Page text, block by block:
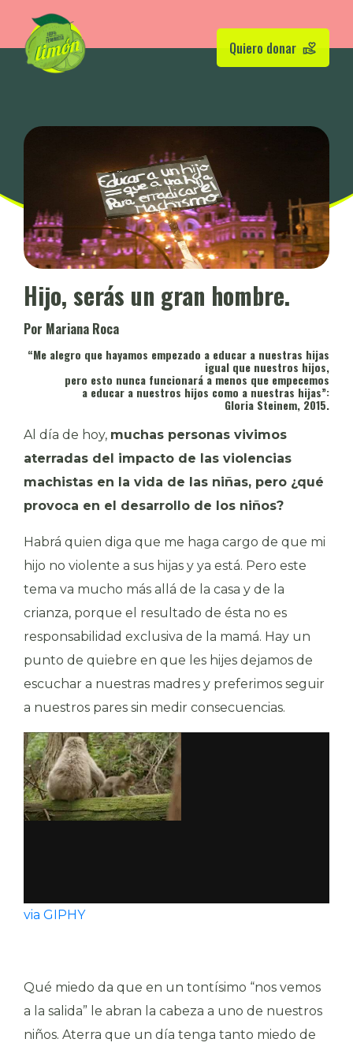
Quiero donar
Hijo, serás un gran hombre.
Por Mariana Roca
“Me alegro que hayamos empezado a educar a nuestras hijas
igual que nuestros hijos,
pero esto nunca funcionará a menos que empecemos
a educar a nuestros hijos como a nuestras hijas”:
Gloria Steinem, 2015.
Al día de hoy, muchas personas vivimos
aterradas del impacto de las violencias
machistas en la vida de las niñas, pero ¿qué
provoca en el desarrollo de los niños?
Habrá quien diga que me haga cargo de que mi
hijo no violente a sus hijas y ya está. Pero este
tema va mucho más allá de la casa y de la
crianza, porque el resultado de ésta no es
responsabilidad exclusiva de la mamá. Hay un
punto de quiebre en que les hijes dejamos de
escuchar a nuestras madres y preferimos seguir
a nuestros pares sin medir consecuencias.
via GIPHY
Qué miedo da que en un tontísimo “nos vemos
a la salida” le abran la cabeza a uno de nuestros
niños. Aterra que un día tenga tanto miedo de